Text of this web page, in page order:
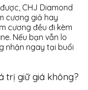
CHJ Diamond
cương giả hay
cương đều đi kèm
Nếu bạn vẫn lo
nhận ngay tại buổi
trị giữ giá không?